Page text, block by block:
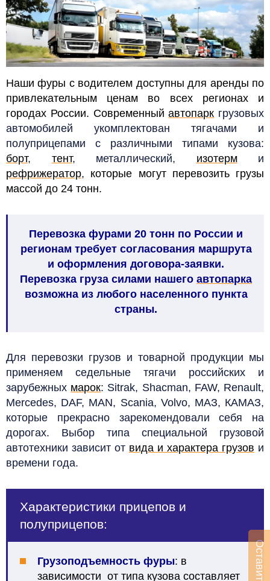
Наши фуры с водителем доступны для аренды по
привлекательным ценам во всех регионах и
городах России. Современныйавтопарк грузовых
автомобилей укомплектован тягачами и
полуприцепами с различными типами кузова:
борт, тент, металлический, изотерми
рефрижератор, которые могут перевозить грузы
массой до 24 тонн.
Перевозка фурами 20 тонн по России и
регионам требует согласования маршрута
и оформления договора-заявки.
Перевозка груза силами нашего автопарка
возможна из любого населенного пункта
страны.
Для перевозки грузов и товарной продукции мы
применяем седельные тягачи российских и
зарубежных марок: Sitrak, Shacman, FAW, Renault,
Mercedes, DAF, MAN, Scania, Volvo, МАЗ, КАМАЗ,
которые прекрасно зарекомендовали себя на
дорогах. Выбор типа специальной грузовой
автотехники зависит от вида и характера грузов и
времени года.
Характеристики прицепов и
полуприцепов:
Грузоподъемность фуры: в
зависимости от типа кузова составляет